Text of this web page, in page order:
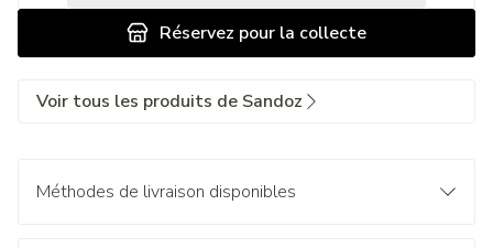
Réservez pour la collecte
Voir tous les produits de Sandoz
Méthodes de livraison disponibles